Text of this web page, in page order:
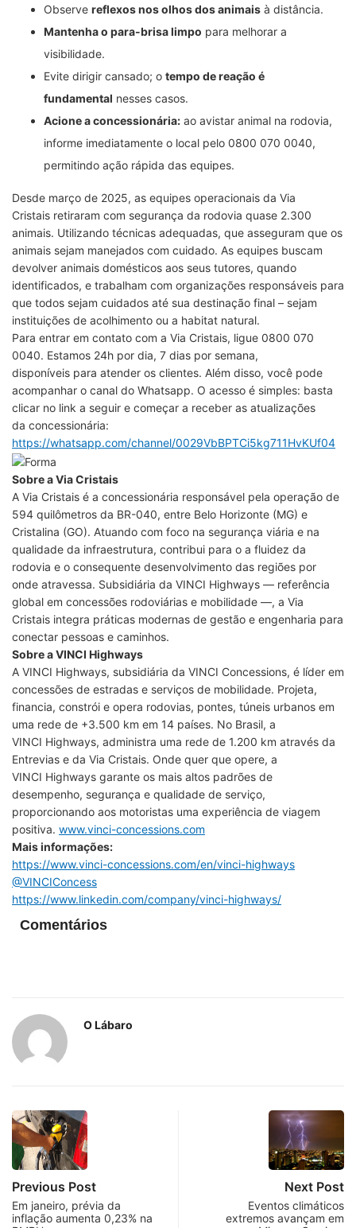
Observe reflexos nos olhos dos animais à distância.
Mantenha o para-brisa limpo para melhorar a
visibilidade.
Evite dirigir cansado; o tempo de reação é
fundamental nesses casos.
Acione a concessionária: ao avistar animal na rodovia,
informe imediatamente o local pelo 0800 070 0040,
permitindo ação rápida das equipes.
Desde março de 2025, as equipes operacionais da Via
Cristais retiraram com segurança da rodovia quase 2.300
animais. Utilizando técnicas adequadas, que asseguram que os
animais sejam manejados com cuidado. As equipes buscam
devolver animais domésticos aos seus tutores, quando
identificados, e trabalham com organizações responsáveis para
que todos sejam cuidados até sua destinação final – sejam
instituições de acolhimento ou a habitat natural.
Para entrar em contato com a Via Cristais, ligue 0800 070
0040. Estamos 24h por dia, 7 dias por semana,
disponíveis para atender os clientes. Além disso, você pode
acompanhar o canal do Whatsapp. O acesso é simples: basta
clicar no link a seguir e começar a receber as atualizações
da concessionária:
https://whatsapp.com/channel/0029VbBPTCi5kg711HvKUf04
Sobre a Via Cristais
A Via Cristais é a concessionária responsável pela operação de
594 quilômetros da BR-040, entre Belo Horizonte (MG) e
Cristalina (GO). Atuando com foco na segurança viária e na
qualidade da infraestrutura, contribui para o a fluidez da
rodovia e o consequente desenvolvimento das regiões por
onde atravessa. Subsidiária da VINCI Highways — referência
global em concessões rodoviárias e mobilidade —, a Via
Cristais integra práticas modernas de gestão e engenharia para
conectar pessoas e caminhos.
Sobre a VINCI Highways
A VINCI Highways, subsidiária da VINCI Concessions, é líder em
concessões de estradas e serviços de mobilidade. Projeta,
financia, constrói e opera rodovias, pontes, túneis urbanos em
uma rede de +3.500 km em 14 países. No Brasil, a
VINCI Highways, administra uma rede de 1.200 km através da
Entrevias e da Via Cristais. Onde quer que opere, a
VINCI Highways garante os mais altos padrões de
desempenho, segurança e qualidade de serviço,
proporcionando aos motoristas uma experiência de viagem
positiva. www.vinci-concessions.com
Mais informações:
https://www.vinci-concessions.com/en/vinci-highways
@VINCIConcess
https://www.linkedin.com/company/vinci-highways/
Comentários
O Lábaro
Previous Post
Em janeiro, prévia da
inflação aumenta 0,23% na
Next Post
Eventos climáticos
extremos avançam em